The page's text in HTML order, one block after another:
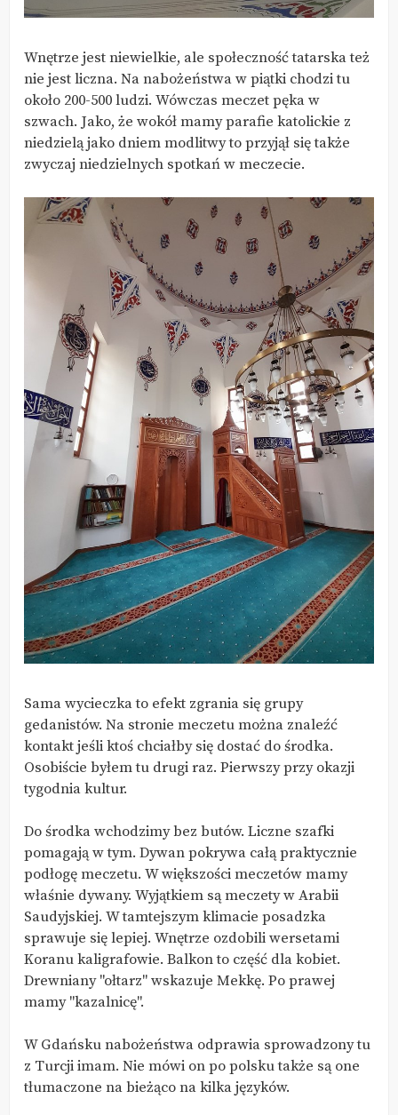
Wnętrze jest niewielkie, ale społeczność tatarska też
nie jest liczna. Na nabożeństwa w piątki chodzi tu
około 200-500 ludzi. Wówczas meczet pęka w
szwach. Jako, że wokół mamy parafie katolickie z
niedzielą jako dniem modlitwy to przyjął się także
zwyczaj niedzielnych spotkań w meczecie.
Sama wycieczka to efekt zgrania się grupy
gedanistów. Na stronie meczetu można znaleźć
kontakt jeśli ktoś chciałby się dostać do środka.
Osobiście byłem tu drugi raz. Pierwszy przy okazji
tygodnia kultur.
Do środka wchodzimy bez butów. Liczne szafki
pomagają w tym. Dywan pokrywa całą praktycznie
podłogę meczetu. W większości meczetów mamy
właśnie dywany. Wyjątkiem są meczety w Arabii
Saudyjskiej. W tamtejszym klimacie posadzka
sprawuje się lepiej. Wnętrze ozdobili wersetami
Koranu kaligrafowie. Balkon to część dla kobiet.
Drewniany "ołtarz" wskazuje Mekkę. Po prawej
mamy "kazalnicę".
W Gdańsku nabożeństwa odprawia sprowadzony tu
z Turcji imam. Nie mówi on po polsku także są one
tłumaczone na bieżąco na kilka języków.